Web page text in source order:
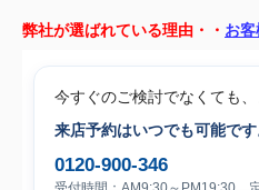
弊社が選ばれている理由・・ お
今すぐのご検討でなくても、
来店予約はいつでも可能です
0120-900-346